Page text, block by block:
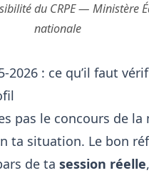
du CRPE — Ministère
nationale
2026 : ce qu’il faut
pas le concours de la
ta situation. Le bon
de ta session réelle